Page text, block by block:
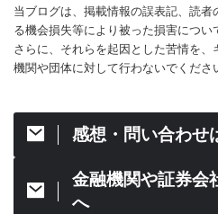
当ブログは、掲載情報の誤表記、読者
る機会損失等により被った損害につい
さらに、それらを起因とした苦情を
機関や団体に対して行わないでくださ
感想・問い合わせ
金融機関や証券会
へ